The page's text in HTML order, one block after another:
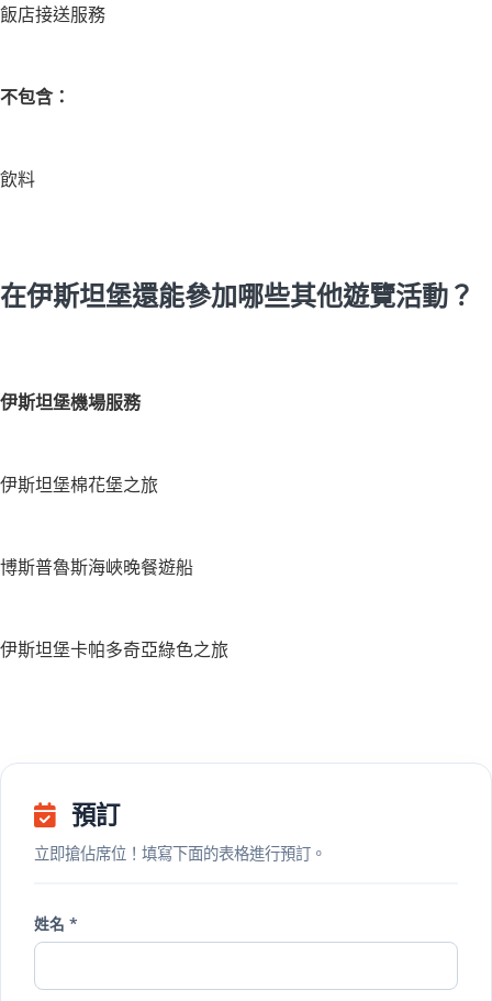
飯店接送服務
不包含：
飲料
在伊斯坦堡還能參加哪些其他遊覽活動？
伊斯坦堡機場服務
伊斯坦堡棉花堡之旅
博斯普魯斯海峽晚餐遊船
伊斯坦堡卡帕多奇亞綠色之旅
預訂
立即搶佔席位！填寫下面的表格進行預訂。
姓名 *